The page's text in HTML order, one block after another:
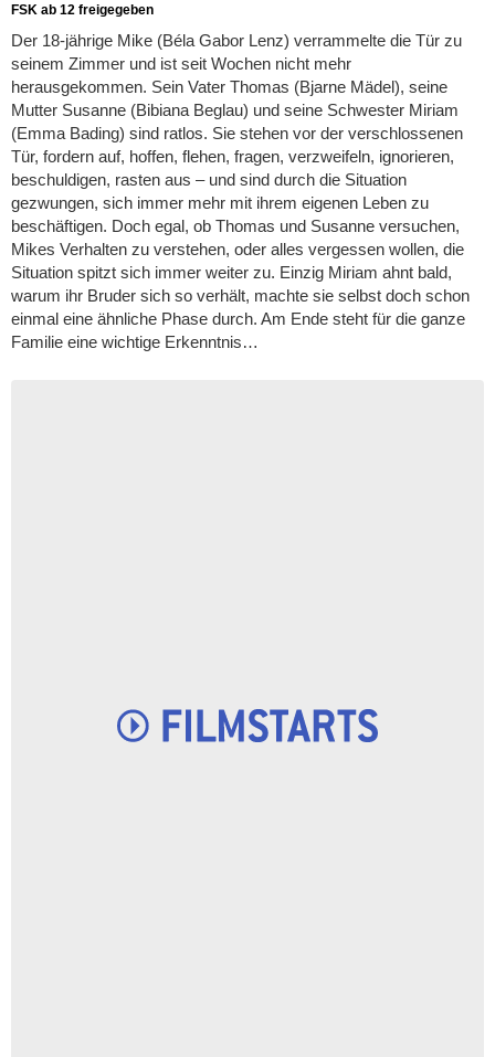
FSK ab 12 freigegeben
Der 18-jährige Mike (Béla Gabor Lenz) verrammelte die Tür zu
seinem Zimmer und ist seit Wochen nicht mehr
herausgekommen. Sein Vater Thomas (Bjarne Mädel), seine
Mutter Susanne (Bibiana Beglau) und seine Schwester Miriam
(Emma Bading) sind ratlos. Sie stehen vor der verschlossenen
Tür, fordern auf, hoffen, flehen, fragen, verzweifeln, ignorieren,
beschuldigen, rasten aus – und sind durch die Situation
gezwungen, sich immer mehr mit ihrem eigenen Leben zu
beschäftigen. Doch egal, ob Thomas und Susanne versuchen,
Mikes Verhalten zu verstehen, oder alles vergessen wollen, die
Situation spitzt sich immer weiter zu. Einzig Miriam ahnt bald,
warum ihr Bruder sich so verhält, machte sie selbst doch schon
einmal eine ähnliche Phase durch. Am Ende steht für die ganze
Familie eine wichtige Erkenntnis…